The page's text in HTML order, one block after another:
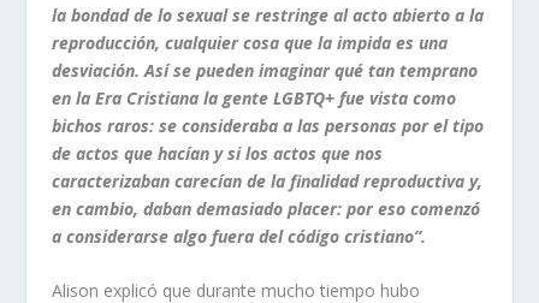
la bondad de lo sexual se restringe al acto abierto a la
reproducción, cualquier cosa que la impida es una
desviación. Así se pueden imaginar qué tan temprano
en la Era Cristiana la gente LGBTQ+ fue vista como
bichos raros: se consideraba a las personas por el tipo
de actos que hacían y si los actos que nos
caracterizaban carecían de la finalidad reproductiva y,
en cambio, daban demasiado placer: por eso comenzó
a considerarse algo fuera del código cristiano”.
Alison explicó que durante mucho tiempo hubo